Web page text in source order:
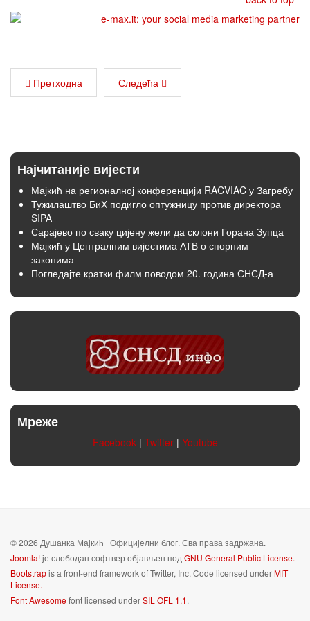
Претходна Следећа
Најчитаније вијести
Мајкић на регионалној конференцији RACVIAC у Загребу
Тужилаштво БиХ подигло оптужницу против директора
SIPA
Сарајево по сваку цијену жели да склони Горана Зупца
Мајкић у Централним вијестима АТВ о спорним
законима
Погледајте кратки филм поводом 20. година СНСД-а
Мреже
Facebook| Twitter| Youtube
© 2026 Душанка Мајкић | Официјeлни блог. Сва права задржана.
Joomla!је слободан софтвер објављен под GNU General Public License.
Bootstrapis a front-end framework of Twitter, Inc. Code licensed underMIT
License.
Font Awesomefont licensed underSIL OFL 1.1.